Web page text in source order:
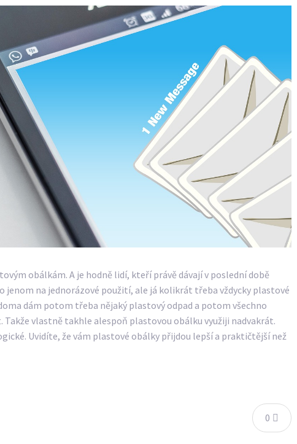
obálkám. A je hodně lidí, kteří právě dávají v poslední době
jenom na jednorázové použití, ale já kolikrát třeba vždycky plastové
dám potom třeba nějaký plastový odpad a potom všechno
Takže vlastně takhle alespoň plastovou obálku využiji nadvakrát.
Uvidíte, že vám plastové obálky přijdou lepší a praktičtější než
0